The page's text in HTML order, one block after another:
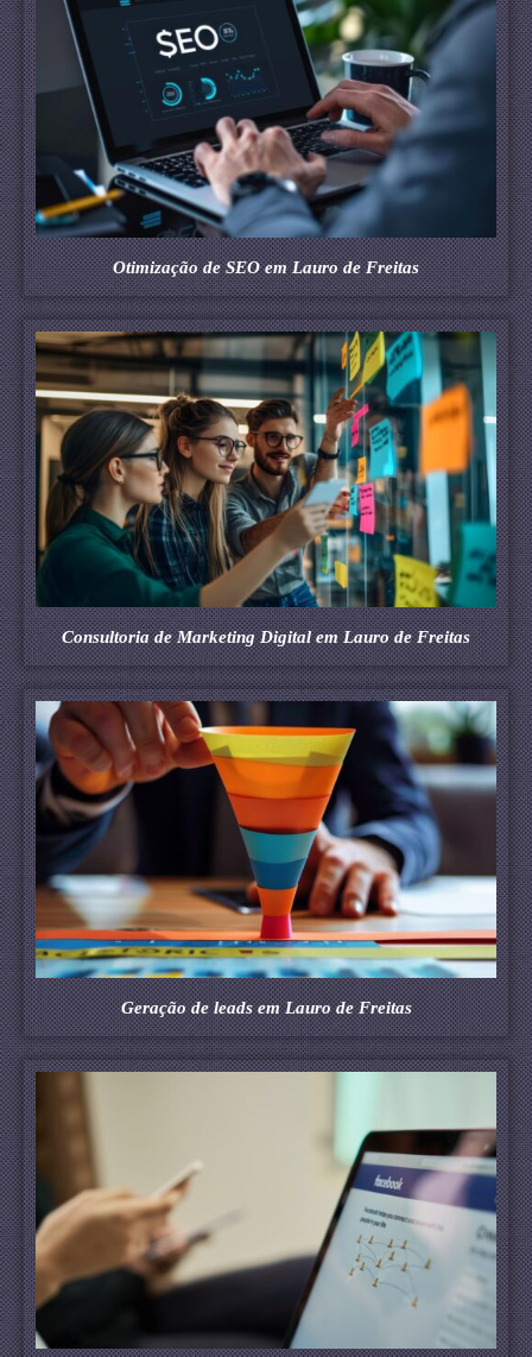
Otimização de SEO em Lauro de Freitas
Consultoria de Marketing Digital em Lauro de Freitas
Geração de leads em Lauro de Freitas